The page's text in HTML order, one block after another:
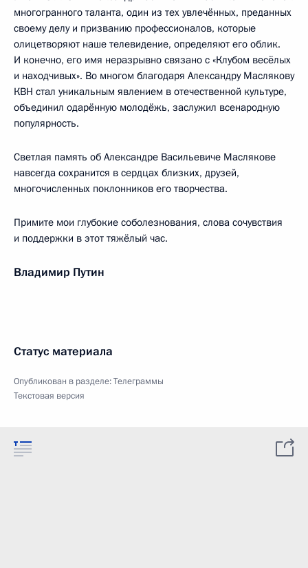
многогранного таланта, один из тех увлечённых, преданных
своему делу и призванию профессионалов, которые
олицетворяют наше телевидение, определяют его облик.
И конечно, его имя неразрывно связано с «Клубом весёлых
и находчивых». Во многом благодаря Александру Маслякову
КВН стал уникальным явлением в отечественной культуре,
объединил одарённую молодёжь, заслужил всенародную
популярность.
Светлая память об Александре Васильевиче Маслякове
навсегда сохранится в сердцах близких, друзей,
многочисленных поклонников его творчества.
Примите мои глубокие соболезнования, слова сочувствия
и поддержки в этот тяжёлый час.
Владимир Путин
Статус материала
Опубликован в разделе:Телеграммы
Текстовая версия